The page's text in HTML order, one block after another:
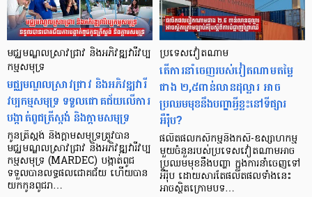
មជ្ឈមណ្ឌលស្រាវជ្រាវ និងអភិវឌ្ឍវារីវប្ប
កម្មសមុទ្រ
មជ្ឈមណ្ឌលស្រាវជ្រាវ និងអភិវឌ្ឍវារី
វប្បកម្មសមុទ្រ ទទួលជោគជ័យលើការ
បង្កាត់ពូជត្រីស្ពង់ និងក្តាមសមុទ្រ
កូនត្រីស្ពង់ និងក្តាមសមុទ្រត្រូវបាន
មជ្ឈមណ្ឌលស្រាវជ្រាវ និងអភិវឌ្ឍវារីវប្ប
កម្មសមុទ្រ (MARDEC) បង្កាត់ពូជ
ទទួលបានលទ្ធផលជោគជ័យ ហើយបាន
យកកូនពូជរា…
ប្រទេសវៀតណាម
តើការនាំចេញរបស់វៀតណាមតម្លៃ
ជាង ២,៥ពាន់លានដុល្លារ អាច
ប្រឈមមុខនឹងបញ្ហាអ្វីខ្លះនៅទីផ្សារ
អឺរ៉ុប?
ផលិតផលកសិកម្មនិងកសិ-ឧស្សាហកម្ម
មួយចំនួនរបស់ប្រទេសវៀតណាមអាច
ប្រឈមមុខនឹងបញ្ហា ក្នុងការនាំចេញទៅ
អឺរ៉ុប ដោយសារតែផលិតផលទាំងនេះ
អាចស្ថិតក្រោមបទ…